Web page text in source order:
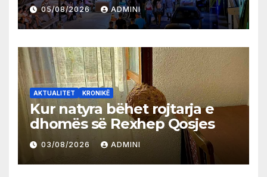
05/08/2026 ADMINI
AKTUALITET KRONIKË
Kur natyra bëhet rojtarja e
dhomës së Rexhep Qosjes
03/08/2026 ADMINI